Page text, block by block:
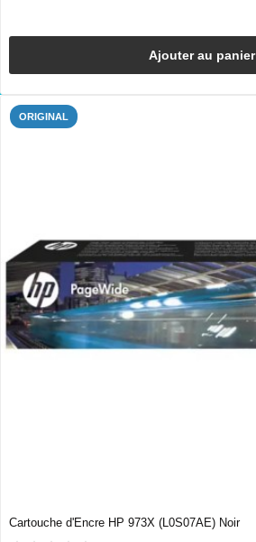
Ajouter au panier
ORIGINAL
Cartouche d'Encre HP 973X (L0S07AE) Noir